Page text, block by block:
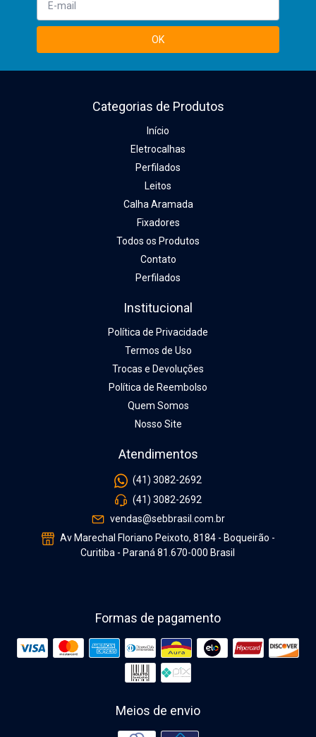
Categorias de Produtos
Início
Eletrocalhas
Perfilados
Leitos
Calha Aramada
Fixadores
Todos os Produtos
Contato
Perfilados
Institucional
Política de Privacidade
Termos de Uso
Trocas e Devoluções
Política de Reembolso
Quem Somos
Nosso Site
Atendimentos
(41) 3082-2692
(41) 3082-2692
vendas@sebbrasil.com.br
Av Marechal Floriano Peixoto, 8184 - Boqueirão -
Curitiba - Paraná 81.670-000 Brasil
Formas de pagamento
Meios de envio